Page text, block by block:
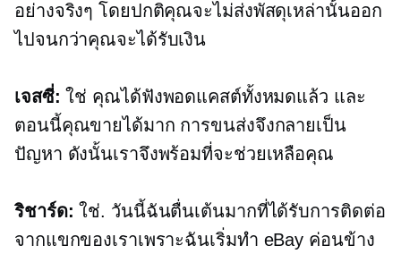
อย่างจริงๆ โดยปกติคุณจะไม่ส่งพัสดุเหล่านั้นออก
ไปจนกว่าคุณจะได้รับเงิน
เจสซี่: ใช่ คุณได้ฟังพอดแคสต์ทั้งหมดแล้ว และ
ตอนนี้คุณขายได้มาก การขนส่งจึงกลายเป็น
ปัญหา ดังนั้นเราจึงพร้อมที่จะช่วยเหลือคุณ
ริชาร์ด: ใช่. วันนี้ฉันตื่นเต้นมากที่ได้รับการติดต่อ
จากแขกของเราเพราะฉันเริ่มทำ eBay ค่อนข้าง